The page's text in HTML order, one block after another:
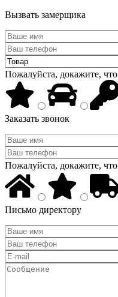
Вызвать замерщика
Пожалуйста, докажите,
Заказать звонок
Пожалуйста, докажите,
Письмо директору